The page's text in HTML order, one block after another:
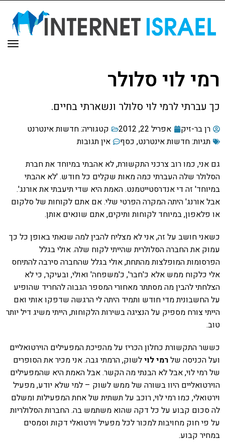
רמי לוי סלולר
כך עברתי לרמי לוי סלולר ונשארתי בחיים.
רן בר-זיק אפריל 22, 2012 קטגוריה:חדשות אינטרנט
תגיות:חדשות אינטרנט, כסף
אין תגובות
גם אני, כמו רוב צרכני התקשורת, לא אהבתי במיוחד את חברת
הסלולר שלה העברתי כמה מאות שקלים כל חודש. 'לא אהבתי
במיוחד' זה די אנדרסטייטמנט. האמת היא שדי תיעבתי את אורנג'.
אבל אורנג' היתה המקרה הפרטי שלי. אם אתם לקוחות של סלקום
או פלאפון, במיוחד לקוחות ותיקים, אתם שונאים אותן.
כשאני חושב על זה, אני לא מצליח להבין למה שנאתי באופן כל כך
עמוק את החברה הסלולרית שהייתי לקוח שלה. אולי בגלל
הפרסומות המופלצות מהתחת, אולי בגלל שהחברה סירבה להתיחס
אלי כלקוח ממש אלא כ'חבר', כ'משפחה' ואולי, ובעיקר, כי לא
הצלחתי להבין מה מסתתר מאחורי המספר הגבוה להחריד שהופיע
על החשבונית מדי חודש ותמיד היתה לי הרגשה שדפקו אותי ואם
הייתי צורח מספיק על הנציגה בשירות הלקוחות, הייתי משיג דיל יותר
טוב.
כששר התקשורת כחלון הכריז על מהפיכת המפעילים הוירטואליים
ועל הכניסה שלרמי לוילשוק, הרמתי גבה. אני מכיר את הסופרים
של רמי לוי, אבל לא הבנתי מה הקשר. אבל האמת היא שהמפעילים
הוירטואליים היוו בשורה של ממש לשוק – למי שלא יודע, מפעיל
וירטואלי, כמו רמי לוי, רוכב על תשתית של אחת המפעילות ומשלם
לה סכום קבוע על כל דקה שהוא משתמש בה. החברות הסלולריות
על פי חוק מחויבות למכור לכל מפעיל וירטואלי דקות וסמסים
במחיר קבוע.